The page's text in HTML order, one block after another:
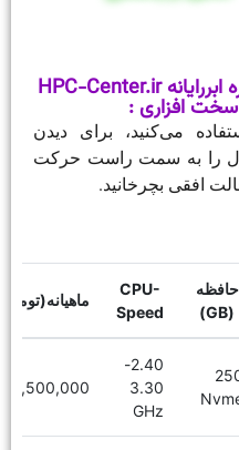
لیست سیستم های مرکز اجاره ابررایانه HPC-Center.ir
افزاری :
می‌کنید، برای دیدن
را به سمت راست حرکت
افقی بچرخانید.
حافظه
(GB)
CPU-
Speed
2.40-
3.30
GHz
16,500,000